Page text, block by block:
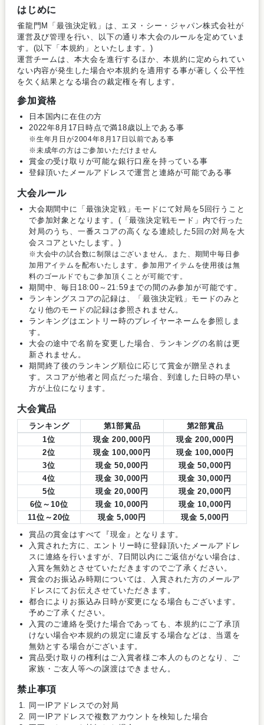
はじめに
雀龍門M「最強決定戦」は、エヌ・シー・ジャパン株式会社が
運営及び管理を行い、以下の通り本大会のルールを定めていま
す。(以下「本規約」といたします。)
運営チームは、本大会を進行するほか、本規約に定められてい
ない内容が発生した場合や本規約を適用する事が著しく公平性
を欠く結果となる場合の裁定権を有します。
参加資格
日本国内に在住の方
2022年8月17日時点で満18歳以上である事
※生年月日が2004年8月17日以前である事
※未成年の方はご参加いただけません
賞金の受け取りが可能な銀行口座を持っている事
登録頂いたメールアドレスで運営と連絡が可能である事
大会ルール
大会期間中に「最強決定戦」モードにて対局を5回行うこと
で参加対象となります。(「最強決定戦モード」内で行った
対局のうち、一番スコアの高くなる連続した5回の対局を大
会スコアといたします。)
※大会中の試合数に制限はございません。また、期間中毎日参
加用アイテムを配布いたします。参加用アイテムを使用後は無
料のゴールドでもご参加頂くことが可能です。
期間中、毎日18:00～21:59までの間のみ参加が可能です。
ランキングスコアの記録は、「最強決定戦」モードのみと
なり他のモードの記録は参照されません。
ランキングはエントリー時のプレイヤーネームを参照しま
す。
大会の途中で名前を変更した場合、ランキングの名前は更
新されません。
期間終了後のランキング順位に応じて賞金が贈呈されま
す。スコアが他者と同点だった場合、到達した日時の早い
方が上位になります。
大会賞品
ランキング 第1部賞品
第2部賞品
1位
現金 200,000円
現金 200,000円
2位
現金 100,000円
現金 100,000円
3位
現金 50,000円
現金 50,000円
4位
現金 30,000円
現金 30,000円
5位
現金 20,000円
現金 20,000円
6位～10位
現金 10,000円
現金 10,000円
11位～20位
現金 5,000円
現金 5,000円
賞品の賞金はすべて『現金』となります。
入賞された方に、エントリー時に登録頂いたメールアドレ
スに連絡を行いますが、7日間以内にご返信がない場合は、
入賞を無効とさせていただきますのでご了承ください。
賞金のお振込み時期については、入賞された方のメールア
ドレスにてお伝えさせていただきます。
都合によりお振込み日時が変更になる場合もございます。
予めご了承ください。
入賞のご連絡を受けた場合であっても、本規約にご了承頂
けない場合や本規約の規定に違反する場合などは、当選を
無効とする場合がございます。
賞品受け取りの権利はご入賞者様ご本人のものとなり、ご
家族・ご友人等への譲渡はできません。
禁止事項
同一IPアドレスでの対局
同一IPアドレスで複数アカウントを検知した場合